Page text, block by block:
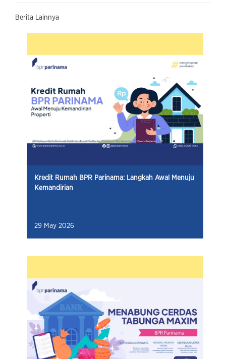
Berita Lainnya
Kredit Rumah BPR Parinama: Langkah Awal Menuju
Kemandirian
29 May 2026